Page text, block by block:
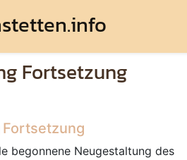
Fortsetzung
begonnene Neugestaltung des